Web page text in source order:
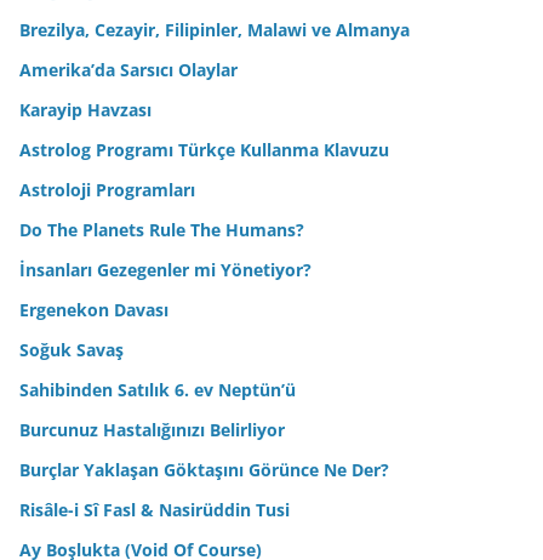
Brezilya, Cezayir, Filipinler, Malawi ve Almanya
Amerika’da Sarsıcı Olaylar
Karayip Havzası
Astrolog Programı Türkçe Kullanma Klavuzu
Astroloji Programları
Do The Planets Rule The Humans?
İnsanları Gezegenler mi Yönetiyor?
Ergenekon Davası
Soğuk Savaş
Sahibinden Satılık 6. ev Neptün’ü
Burcunuz Hastalığınızı Belirliyor
Burçlar Yaklaşan Göktaşını Görünce Ne Der?
Risâle-i Sî Fasl & Nasirüddin Tusi
Ay Boşlukta (Void Of Course)